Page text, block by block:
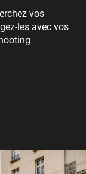
vos
les avec vos